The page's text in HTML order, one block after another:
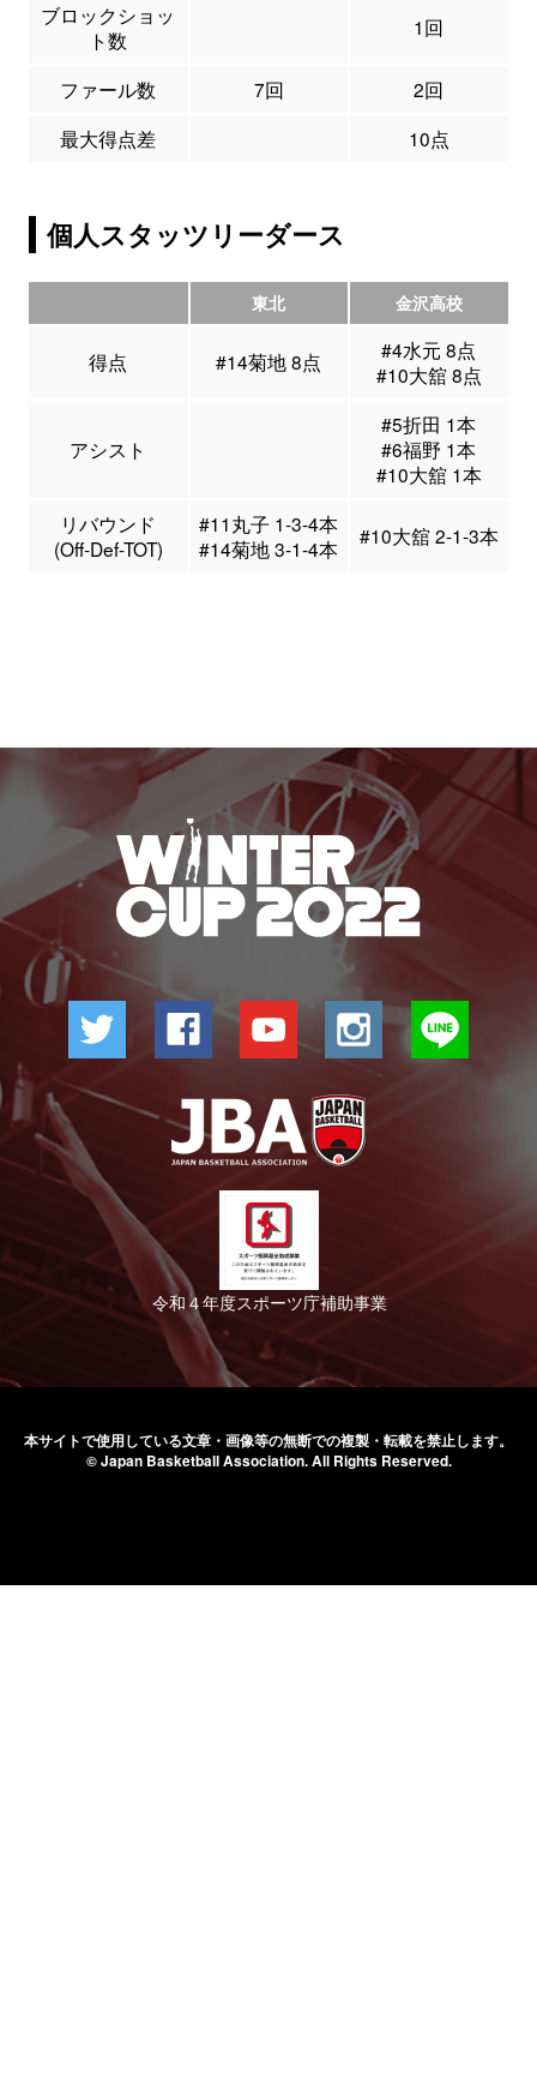
ブロックショッ
ト数
1回
ファール数 7回
2回
最大得点差
10点
個人スタッツリーダース
東北 金沢高校
得点 #14菊地 8点
#4水元 8点
#10大舘 8点
アシスト
#5折田 1本
#6福野 1本
#10大舘 1本
リバウンド
(Off-Def-TOT)
#11丸子 1-3-4本
#14菊地 3-1-4本
#10大舘 2-1-3本
令和４年度スポーツ庁補助事業
本サイトで使用している文章・画像等の無断での複製・転載を禁止します。
© Japan Basketball Association.All Rights Reserved.